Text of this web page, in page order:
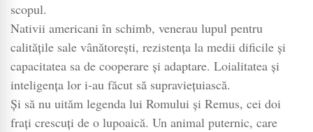
scopul.
Nativii americani în schimb, venerau lupul pentru
calitățile sale vânătorești, rezistența la medii dificile și
capacitatea sa de cooperare și adaptare. Loialitatea și
inteligența lor i-au făcut să supraviețuiască.
Și să nu uităm legenda lui Romului și Remus, cei doi
frați crescuți de o lupoaică. Un animal puternic, care